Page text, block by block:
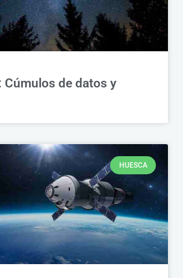
Cúmulos de datos y
HUESCA